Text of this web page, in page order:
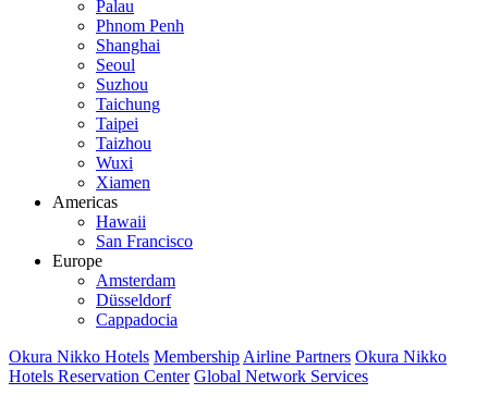
Palau
Phnom Penh
Shanghai
Seoul
Suzhou
Taichung
Taipei
Taizhou
Wuxi
Xiamen
Americas
Hawaii
San Francisco
Europe
Amsterdam
Düsseldorf
Cappadocia
Okura Nikko Hotels Membership Airline Partners Okura Nikko
Hotels Reservation Center Global Network Services